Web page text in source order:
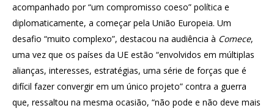
acompanhado por “um compromisso coeso” política e
diplomaticamente, a começar pela União Europeia. Um
desafio “muito complexo”, destacou na audiência à Comece,
uma vez que os países da UE estão “envolvidos em múltiplas
alianças, interesses, estratégias, uma série de forças que é
difícil fazer convergir em um único projeto” contra a guerra
que, ressaltou na mesma ocasião, “não pode e não deve mais